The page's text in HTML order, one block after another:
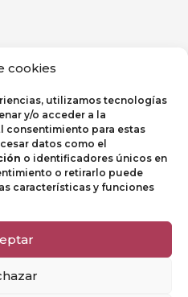
cookies
utilizamos tecnologías
y/o acceder a la
consentimiento para estas
datos como el
o identificadores únicos en
o retirarlo puede
características y funciones